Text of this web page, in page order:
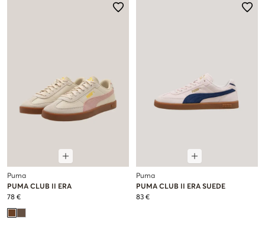
Puma
PUMA CLUB II ERA
78 €
Puma
PUMA CLUB II ERA SUEDE
83 €